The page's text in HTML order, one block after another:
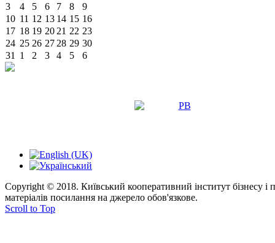
3
4 5 6 7 8
9
10 11 12 13 14 15 16
17 18 19 20 21 22 23
24 25 26 27 28 29 30
31
1 2 3 4 5 6
Copyright © 2018. Київський кооперативний інститут бізнесу
матеріалів посилання на джерело обов'язкове.
Scroll to Top